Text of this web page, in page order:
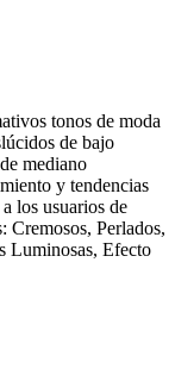
tonos de moda
de bajo
mediano
y tendencias
los usuarios de
Cremosos, Perlados,
Luminosas, Efecto